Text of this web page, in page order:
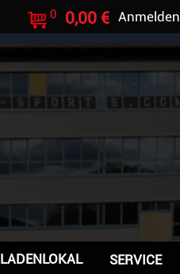
0 0,00 € Anmelden
LADENLOKAL SERVICE